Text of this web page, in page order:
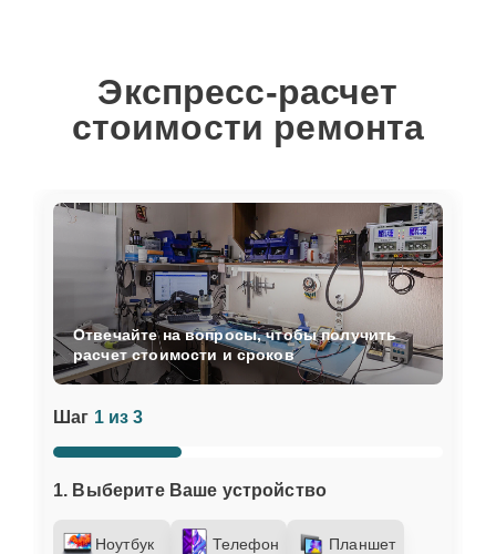
Экспресс-расчет
стоимости ремонта
Шаг 1 из 3
1. Выберите Ваше устройство
Ноутбук Телефон Планшет
Отвечайте на вопросы, чтобы получить
расчет стоимости и сроков